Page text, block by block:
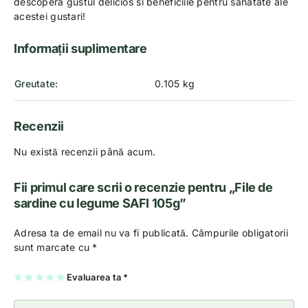
acestei gustari!
Informații suplimentare
Greutate 0.105 kg
Recenzii
Nu există recenzii până acum.
Fii primul care scrii o recenzie pentru „File de
sardine cu legume SAFI 105g”
Adresa ta de email nu va fi publicată. Câmpurile obligatorii
sunt marcate cu *
Evaluarea ta *
U
n
2
5
3
5
4
5
5
5